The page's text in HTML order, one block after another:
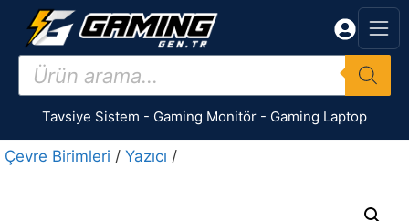
İçeriğe
Products
search
Tavsiye Sistem - Gaming Monitör - Gaming Laptop
Çevre Birimleri / Yazıcı /